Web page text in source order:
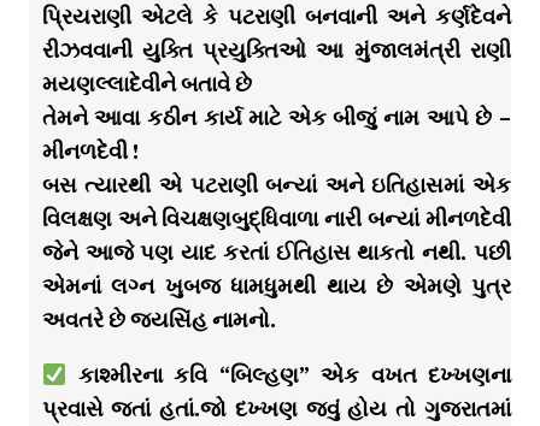
પ્રિયરાણી એટલે કે પટરાણી બનવાની અને કર્ણદેવને
રીઝવવાની યુક્તિ પ્રયુક્તિઓ આ મુંજાલમંત્રી રાણી
મયણલ્લાદેવીને બતાવે છે
તેમને આવા કઠીન કાર્ય માટે એક બીજું નામ આપે છે –
મીનળદેવી !
બસ ત્યારથી એ પટરાણી બન્યાં અને ઇતિહાસમાં એક
વિલક્ષણ અને વિચક્ષણબુદ્ધિવાળા નારી બન્યાં મીનળદેવી
જેને આજે પણ યાદ કરતાં ઈતિહાસ થાકતો નથી. પછી
એમનાં લગ્ન ખુબજ ધામધુમથી થાય છે એમણે પુત્ર
અવતરે છે જયસિંહ નામનો.
કાશ્મીરના કવિ “બિલ્હણ” એક વખત દખ્ખણના
પ્રવાસે જતાં હતાં.જો દખ્ખણ જવું હોય તો ગુજરાતમાં